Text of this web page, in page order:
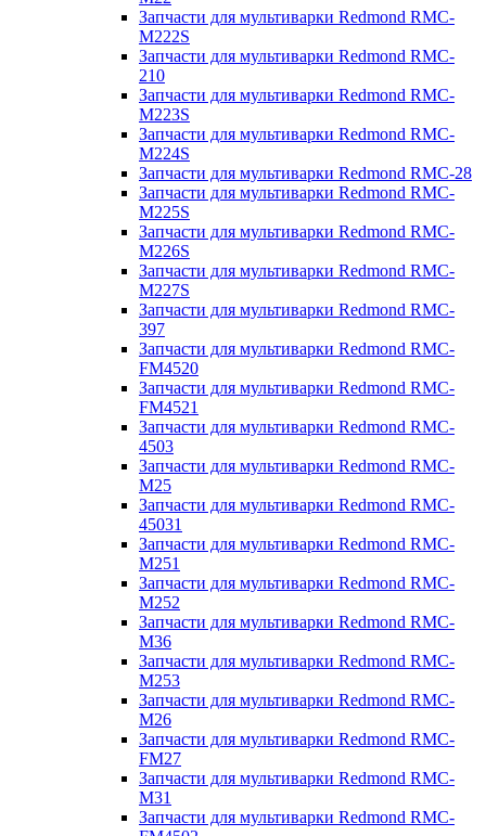
Запчасти для мультиварки Redmond RMC-
M222S
Запчасти для мультиварки Redmond RMC-
210
Запчасти для мультиварки Redmond RMC-
M223S
Запчасти для мультиварки Redmond RMC-
M224S
Запчасти для мультиварки Redmond RMC-28
Запчасти для мультиварки Redmond RMC-
M225S
Запчасти для мультиварки Redmond RMC-
M226S
Запчасти для мультиварки Redmond RMC-
M227S
Запчасти для мультиварки Redmond RMC-
397
Запчасти для мультиварки Redmond RMC-
FM4520
Запчасти для мультиварки Redmond RMC-
FM4521
Запчасти для мультиварки Redmond RMC-
4503
Запчасти для мультиварки Redmond RMC-
M25
Запчасти для мультиварки Redmond RMC-
45031
Запчасти для мультиварки Redmond RMC-
M251
Запчасти для мультиварки Redmond RMC-
M252
Запчасти для мультиварки Redmond RMC-
M36
Запчасти для мультиварки Redmond RMC-
M253
Запчасти для мультиварки Redmond RMC-
M26
Запчасти для мультиварки Redmond RMC-
FM27
Запчасти для мультиварки Redmond RMC-
M31
Запчасти для мультиварки Redmond RMC-